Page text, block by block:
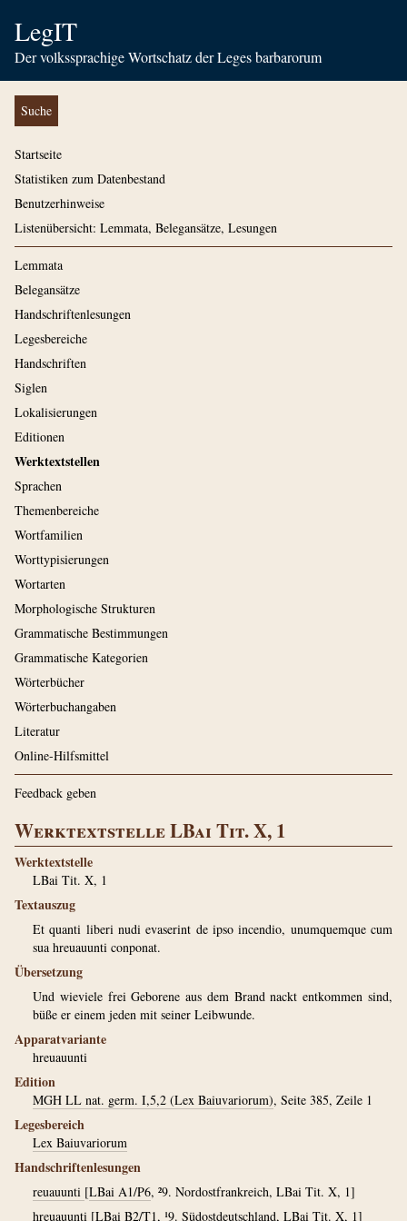
LegIT
Der volkssprachige Wortschatz der Leges barbarorum
Suche
Startseite
Statistiken zum Datenbestand
Benutzerhinweise
Listenübersicht: Lemmata, Belegansätze, Lesungen
Lemmata
Belegansätze
Handschriftenlesungen
Legesbereiche
Handschriften
Siglen
Lokalisierungen
Editionen
Werktextstellen
Sprachen
Themenbereiche
Wortfamilien
Worttypisierungen
Wortarten
Morphologische Strukturen
Grammatische Bestimmungen
Grammatische Kategorien
Wörterbücher
Wörterbuchangaben
Literatur
Online-Hilfsmittel
Feedback geben
Werktextstelle LBai Tit. X, 1
Werktextstelle
LBai Tit. X, 1
Textauszug
Et quanti liberi nudi evaserint de ipso incendio, unumquemque cum
sua hreuauunti conponat.
Übersetzung
Und wieviele frei Geborene aus dem Brand nackt entkommen sind,
büße er einem jeden mit seiner Leibwunde.
Apparatvariante
hreuauunti
Edition
MGH LL nat. germ. I,5,2 (Lex Baiuvariorum), Seite 385, Zeile 1
Legesbereich
Lex Baiuvariorum
Handschriftenlesungen
reuauunti [LBai A1/P6, ²9. Nordostfrankreich, LBai Tit. X, 1]
hreuauunti [LBai B2/T1, ¹9. Südostdeutschland, LBai Tit. X, 1]